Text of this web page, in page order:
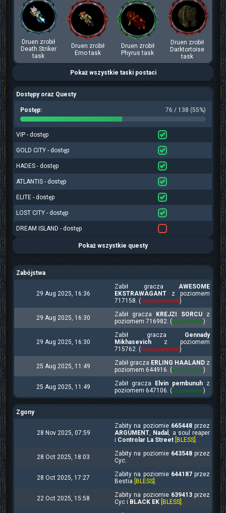
Druen zrobił
Death Striker
task
Druen zrobił
Emo task
Druen zrobił
Phyrus task
Druen zrobił
Darktortoise
task
Pokaż wszystkie taski postaci
Dostępy oraz Questy
Postęp: 76 / 138 (55%)
VIP - dostęp
GOLD CITY - dostęp
HADES - dostęp
ATLANTIS - dostęp
ELITE - dostęp
LOST CITY - dostęp
DREAM ISLAND - dostęp
Pokaż wszystkie questy
Zabójstwa
29 Aug 2025, 16:36
Zabił gracza AWESOME
EKSTRAWAGANT z poziomem
717158. ( Nieuzasadnione)
29 Aug 2025, 16:30 Zabił gracza KREJZI SORCU z
poziomem 716982. ( Uzasadnione)
29 Aug 2025, 16:30
Zabił gracza Gennady
Mikhasevich z poziomem
715762. ( Nieuzasadnione)
25 Aug 2025, 11:49 Zabił gracza ERLING HAALAND z
poziomem 644916. ( Uzasadnione)
25 Aug 2025, 11:49 Zabił gracza Elvin pembunuh z
poziomem 647106. ( Uzasadnione)
Zgony
28 Nov 2025, 07:59
Zabity na poziomie 665448przez
ARGUMENT, Nadal, a soul reaper
i Controlar La Street [BLESS] .
28 Oct 2025, 18:03 Zabity na poziomie 643548przez
Cyc.
28 Oct 2025, 17:27 Zabity na poziomie 644187przez
Bestia
[BLESS] .
22 Oct 2025, 15:58 Zabity na poziomie 639413przez
Cyc i BLACK EK [BLESS] .